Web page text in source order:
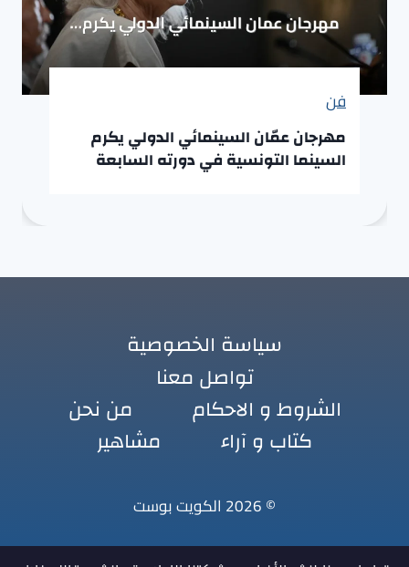
فن
مهرجان عمّان السينمائي الدولي يكرم
السينما التونسية في دورته السابعة
سياسة الخصوصية
تواصل معنا
الشروط و الاحكام
من نحن
كتاب و آراء
مشاهير
© 2026 الكويت بوست